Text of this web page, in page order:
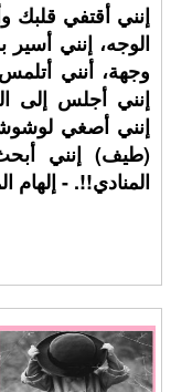
إنني أقتفي قلبك
الوجه، إنني
وجهة، أنني
إنني أجلس إلى
إنني أصغي
(طيف) إنني
المنادي!!. - إلهام